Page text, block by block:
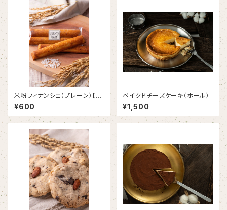
米粉フィナンシェ（プレーン）【グ
ルテンフリー】
¥600
ベイクドチーズケーキ（ホール）
¥1,500